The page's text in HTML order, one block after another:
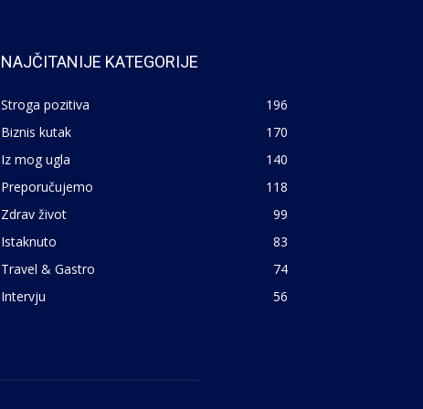
NAJČITANIJE KATEGORIJE
Stroga pozitiva
196
Biznis kutak
170
Iz mog ugla
140
Preporučujemo
118
Zdrav život
99
Istaknuto
83
Travel & Gastro
74
Intervju
56